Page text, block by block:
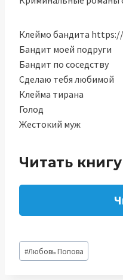
Клеймо бандита
Бандит моей подруги
Бандит по соседству
Сделаю тебя любимой
Клейма тирана
Голод
Жестокий муж
Читать
Метки
записи:
#Любовь Попова